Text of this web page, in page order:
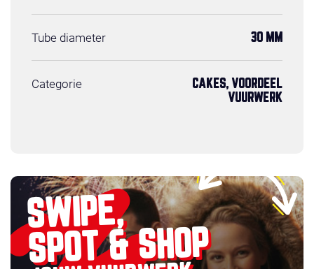
Tube diameter 30 MM
Categorie
CAKES, VOORDEEL
VUURWERK
SWIPE,
SPOT & SHOP